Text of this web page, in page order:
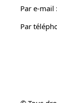
Par e-mail
Par